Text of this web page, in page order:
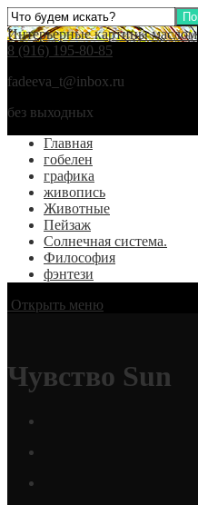
Интерьерные картины маслом
8 (916) 195-80-85
fadeeva_t@inbox.ru
без выходных
Главная
гобелен
графика
живопись
Животные
Пейзаж
Солнечная система.
Философия
фэнтези
Открыть меню
Чувство Sun